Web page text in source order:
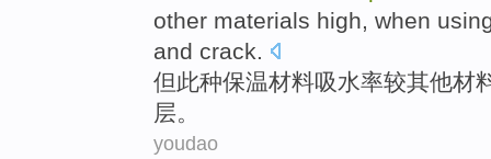
other materials high, when
and crack.
但此种保温材料吸水率较其他材
层。
youdao